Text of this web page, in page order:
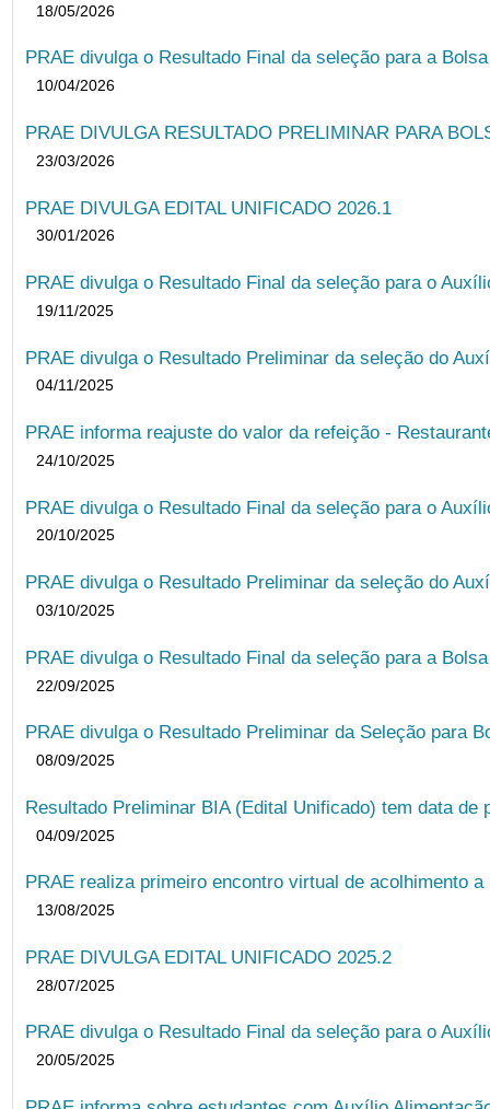
18/05/2026
PRAE divulga o Resultado Final da seleção para a
10/04/2026
PRAE DIVULGA RESULTADO PRELIMINAR PARA
23/03/2026
PRAE DIVULGA EDITAL UNIFICADO 2026.1
30/01/2026
PRAE divulga o Resultado Final da seleção para o
19/11/2025
PRAE divulga o Resultado Preliminar da seleção do
04/11/2025
PRAE informa reajuste do valor da refeição -
24/10/2025
PRAE divulga o Resultado Final da seleção para o
20/10/2025
PRAE divulga o Resultado Preliminar da seleção do
03/10/2025
PRAE divulga o Resultado Final da seleção para a
22/09/2025
PRAE divulga o Resultado Preliminar da Seleção para
08/09/2025
Resultado Preliminar BIA (Edital Unificado) tem data de
04/09/2025
PRAE realiza primeiro encontro virtual de acolhimento
13/08/2025
PRAE DIVULGA EDITAL UNIFICADO 2025.2
28/07/2025
PRAE divulga o Resultado Final da seleção para o
20/05/2025